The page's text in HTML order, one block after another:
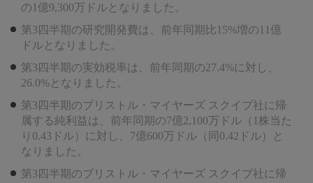
の1億9,300万ドルとなりました。
第3四半期の研究開発費は、前年同期比15%増の11億
ドルとなりました。
第3四半期の実効税率は、前年同期の27.4%に対し、
26.0%となりました。
第3四半期のブリストル・マイヤーズ スクイブ社に帰
属する純利益は、前年同期の7億2,100万ドル（1株当た
り0.43ドル）に対し、7億600万ドル（同0.42ドル）と
なりました。
第3四半期のブリストル・マイヤーズ スクイブ社に帰